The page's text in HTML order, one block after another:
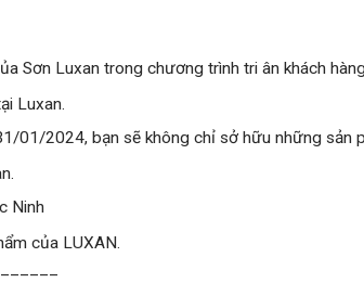
Sơn Luxan trong chương trình tri ân khách
Luxan.
01/2024, bạn sẽ không chỉ sở hữu những sản
Ninh
của LUXAN.